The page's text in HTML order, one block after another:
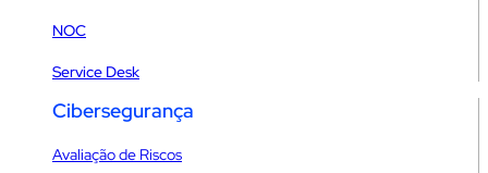
NOC
Service Desk
Cibersegurança
Avaliação de Riscos